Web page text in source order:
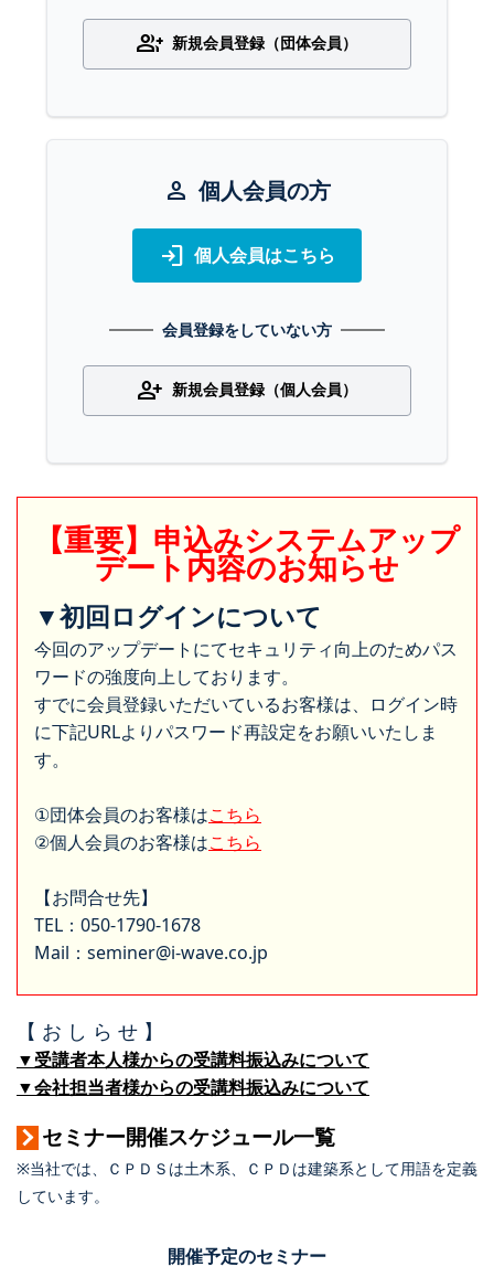
group_add 新規会員登録（団体会員）
person 個人会員の方
login 個人会員はこちら
会員登録をしていない方
person_add 新規会員登録（個人会員）
【重要】申込みシステムアップ
デート内容のお知らせ
▼初回ログインについて
今回のアップデートにてセキュリティ向上のためパス
ワードの強度向上しております。
すでに会員登録いただいているお客様は、ログイン時
に下記URLよりパスワード再設定をお願いいたしま
す。
①団体会員のお客様はこちら
②個人会員のお客様はこちら
【お問合せ先】
TEL：050-1790-1678
Mail：seminer@i-wave.co.jp
【 お し ら せ 】
▼受講者本人様からの受講料振込みについて
▼会社担当者様からの受講料振込みについて
セミナー開催スケジュール一覧
※当社では、ＣＰＤＳは土木系、ＣＰＤは建築系として用語を定義
しています。
開催予定のセミナー